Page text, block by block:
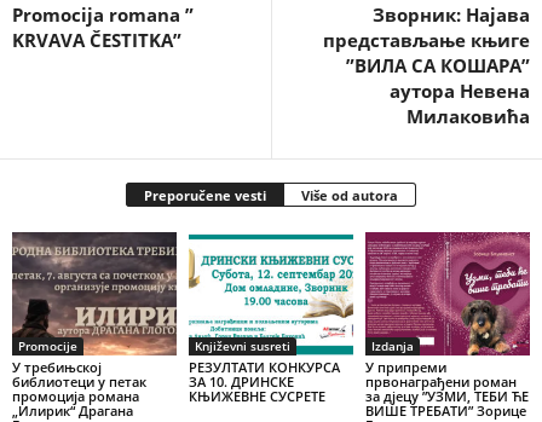
Promocija romana ”
KRVAVA ČESTITKA”
Зворник: Најава
представљање књиге
”ВИЛА СА КОШАРА”
аутора Невена
Милаковића
Preporučene vesti Više od autora
Promocije
У требињској
библиотеци у петак
промоција романа
„Илирик“ Драгана
Književni susreti
РЕЗУЛТАТИ КОНКУРСА
ЗА 10. ДРИНСКЕ
КЊИЖЕВНЕ СУСРЕТЕ
Izdanja
У припреми
првонаграђени роман
за дјецу ”УЗМИ, ТЕБИ ЋЕ
ВИШЕ ТРЕБАТИ” Зорице